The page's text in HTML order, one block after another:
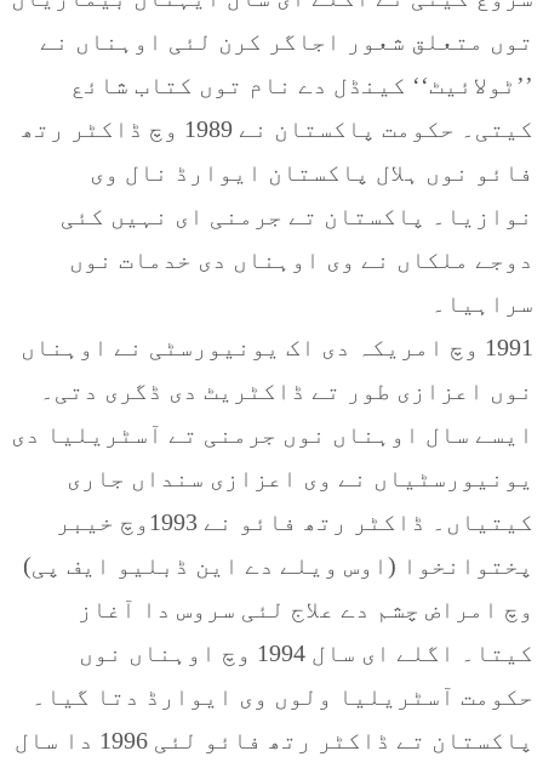
توں متعلق شعور اجاگر کرن لئی اوہناں نے
’’ٹولائیٹ‘‘ کینڈل دے نام توں کتاب شائع
کیتی۔ حکومت پاکستان نے 1989 وچ ڈاکٹر رتھ
فائو نوں ہلال پاکستان ایوارڈ نال وی
نوازیا۔ پاکستان تے جرمنی ای نہیں کئی
دوجے ملکاں نے وی اوہناں دی خدمات نوں
سراہیا۔
1991 وچ امریکہ دی اک یونیورسٹی نے اوہناں
نوں اعزازی طور تے ڈاکٹریٹ دی ڈگری دتی۔
ایسے سال اوہناں نوں جرمنی تے آسٹریلیا دی
یونیورسٹیاں نے وی اعزازی سنداں جاری
کیتیاں۔ ڈاکٹر رتھ فائو نے 1993وچ خیبر
پختوانخوا (اوس ویلے دے این ڈبلیو ایف پی)
وچ امراض چشم دے علاج لئی سروس دا آغاز
کیتا۔ اگلے ای سال 1994 وچ اوہناں نوں
حکومت آسٹریلیا ولوں وی ایوارڈ دتا گیا۔
پاکستان تے ڈاکٹر رتھ فائو لئی 1996 دا سال